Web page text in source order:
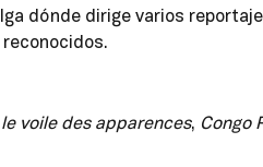
dónde dirige varios
le voile des apparences, Congo